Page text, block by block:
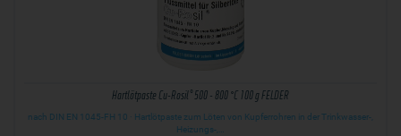
Hartlötpaste Cu-Rosil® 500 - 800 °C 100 g FELDER
nach DIN EN 1045-FH 10 · Hartlötpaste zum Löten von Kupferrohren in der Trinkwasser-,
Heizungs-,…